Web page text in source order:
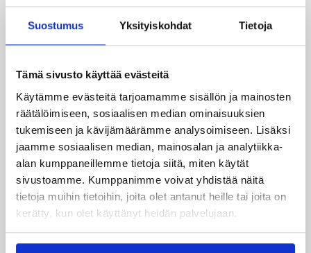
Suostumus Yksityiskohdat Tietoja
Tämä sivusto käyttää evästeitä
Käytämme evästeitä tarjoamamme sisällön ja mainosten
räätälöimiseen, sosiaalisen median ominaisuuksien
tukemiseen ja kävijämäärämme analysoimiseen. Lisäksi
jaamme sosiaalisen median, mainosalan ja analytiikka-
alan kumppaneillemme tietoja siitä, miten käytät
sivustoamme. Kumppanimme voivat yhdistää näitä
tietoja muihin tietoihin, joita olet antanut heille tai joita on
kerätty, kun olet käyttänyt heidän palvelujaan.
Katso myös